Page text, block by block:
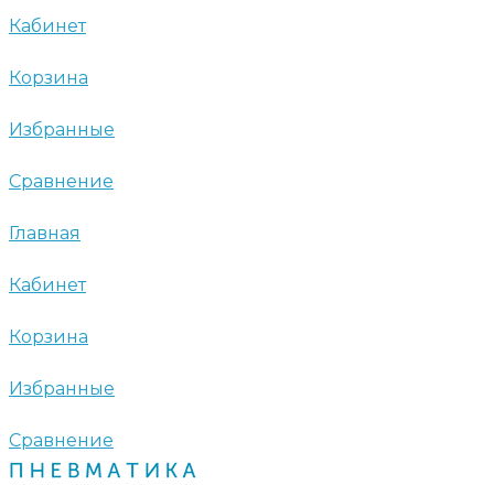
Кабинет
Корзина
Избранные
Сравнение
Главная
Кабинет
Корзина
Избранные
Сравнение